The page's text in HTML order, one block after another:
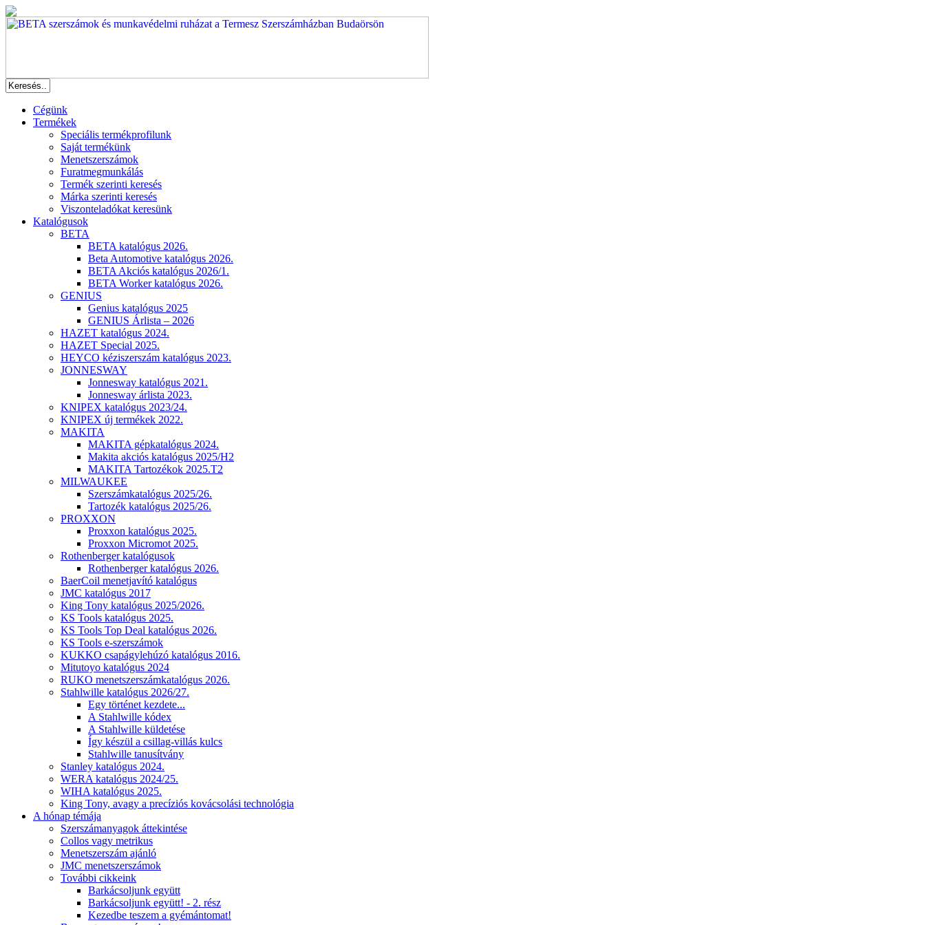
Cégünk
Termékek
Speciális termékprofilunk
Saját termékünk
Menetszerszámok
Furatmegmunkálás
Termék szerinti keresés
Márka szerinti keresés
Viszonteladókat keresünk
Katalógusok
BETA
BETA katalógus 2026.
Beta Automotive katalógus 2026.
BETA Akciós katalógus 2026/1.
BETA Worker katalógus 2026.
GENIUS
Genius katalógus 2025
GENIUS Árlista – 2026
HAZET katalógus 2024.
HAZET Special 2025.
HEYCO kéziszerszám katalógus 2023.
JONNESWAY
Jonnesway katalógus 2021.
Jonnesway árlista 2023.
KNIPEX katalógus 2023/24.
KNIPEX új termékek 2022.
MAKITA
MAKITA gépkatalógus 2024.
Makita akciós katalógus 2025/H2
MAKITA Tartozékok 2025.T2
MILWAUKEE
Szerszámkatalógus 2025/26.
Tartozék katalógus 2025/26.
PROXXON
Proxxon katalógus 2025.
Proxxon Micromot 2025.
Rothenberger katalógusok
Rothenberger katalógus 2026.
BaerCoil menetjavító katalógus
JMC katalógus 2017
King Tony katalógus 2025/2026.
KS Tools katalógus 2025.
KS Tools Top Deal katalógus 2026.
KS Tools e-szerszámok
KUKKO csapágylehúzó katalógus 2016.
Mitutoyo katalógus 2024
RUKO menetszerszámkatalógus 2026.
Stahlwille katalógus 2026/27.
Egy történet kezdete...
A Stahlwille kódex
A Stahlwille küldetése
Így készül a csillag-villás kulcs
Stahlwille tanusítvány
Stanley katalógus 2024.
WERA katalógus 2024/25.
WIHA katalógus 2025.
King Tony, avagy a precíziós kovácsolási technológia
A hónap témája
Szerszámanyagok áttekintése
Collos vagy metrikus
Menetszerszám ajánló
JMC menetszerszámok
További cikkeink
Barkácsoljunk együtt
Barkácsoljunk együtt! - 2. rész
Kezedbe teszem a gyémántomat!